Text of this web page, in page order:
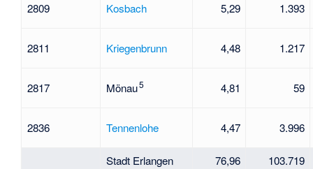
2809 Kosbach 5,29 1.393
2811 Kriegenbrunn 4,48 1.217
2817 Mönau5 4,81 59
2836 Tennenlohe 4,47 3.996
Stadt Erlangen 76,96 103.719